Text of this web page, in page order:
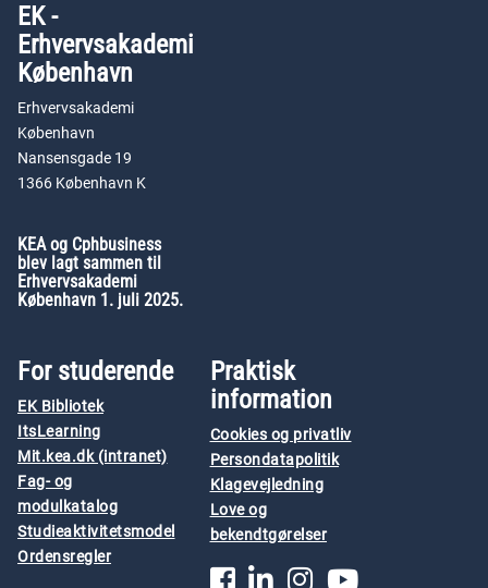
EK -
Erhvervsakademi
København
Erhvervsakademi
København
Nansensgade 19
1366 København K
KEA og Cphbusiness
blev lagt sammen til
Erhvervsakademi
København 1. juli 2025.
For studerende
EK Bibliotek
ItsLearning
Mit.kea.dk (intranet)
Fag- og
modulkatalog
Studieaktivitetsmodel
Ordensregler
Praktisk
information
Cookies og privatliv
Persondatapolitik
Klagevejledning
Love og
bekendtgørelser